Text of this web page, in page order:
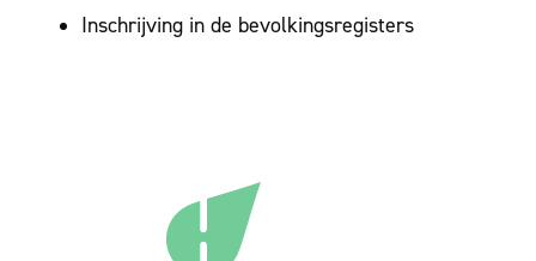
Inschrijving in de bevolkingsregisters